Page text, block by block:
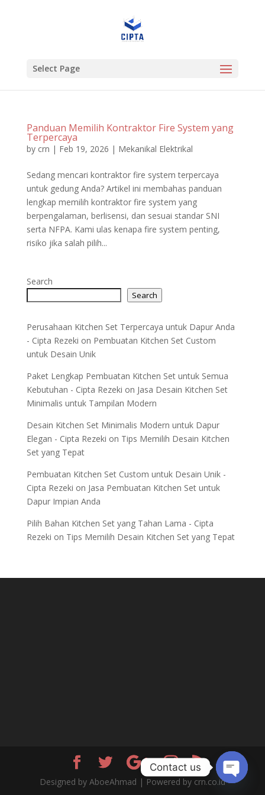
Select Page
Panduan Memilih Kontraktor Fire System yang
Terpercaya
by crn | Feb 19, 2026 | Mekanikal Elektrikal
Sedang mencari kontraktor fire system terpercaya
untuk gedung Anda? Artikel ini membahas panduan
lengkap memilih kontraktor fire system yang
berpengalaman, berlisensi, dan sesuai standar SNI
serta NFPA. Kami ulas kenapa fire system penting,
risiko jika salah pilih...
Search
Search
Perusahaan Kitchen Set Terpercaya untuk Dapur Anda
- Cipta Rezeki on Pembuatan Kitchen Set Custom
untuk Desain Unik
Paket Lengkap Pembuatan Kitchen Set untuk Semua
Kebutuhan - Cipta Rezeki on Jasa Desain Kitchen Set
Minimalis untuk Tampilan Modern
Desain Kitchen Set Minimalis Modern untuk Dapur
Elegan - Cipta Rezeki on Tips Memilih Desain Kitchen
Set yang Tepat
Pembuatan Kitchen Set Custom untuk Desain Unik -
Cipta Rezeki on Jasa Pembuatan Kitchen Set untuk
Dapur Impian Anda
Pilih Bahan Kitchen Set yang Tahan Lama - Cipta
Rezeki on Tips Memilih Desain Kitchen Set yang Tepat
Designed by AboeAhmad | Powered by crn.co.id
Contact us